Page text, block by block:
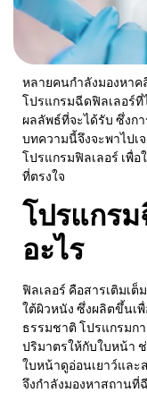
หลายคนกำลังมองหา
โปรแกรมฉีดฟิลเลอร์ที่
ผลลัพธ์ที่จะได้รับ ซึ่งก
บทความนี้จึงจะพาไปเ
โปรแกรมฟิลเลอร์ เพื่
ที่ตรงใจ
โปรแกรม
อะไร
ฟิลเลอร์ คือสารเติมเต็
ใต้ผิวหนัง ซึ่งผลิตขึ้นเ
ธรรมชาติ โปรแกรมก
ปริมาตรให้กับใบหน้า
ใบหน้าดูอ่อนเยาว์แล
จึงกำลังมองหาสถานที่